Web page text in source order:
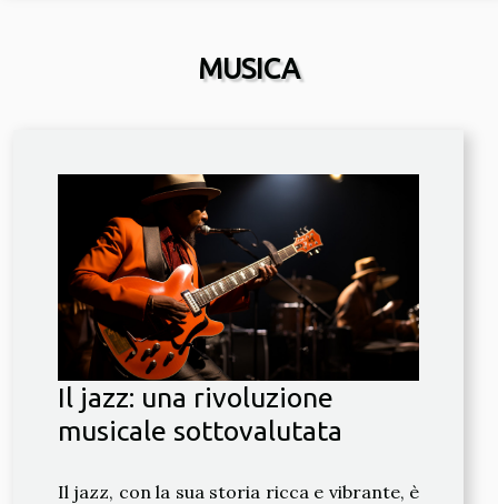
MUSICA
Il jazz: una rivoluzione
musicale sottovalutata
Il jazz, con la sua storia ricca e vibrante, è